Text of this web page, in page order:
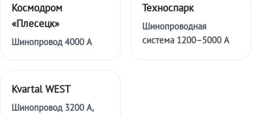
Космодром
«Плесецк»
Шинопровод 4000 А
Техноспарк
Шинопроводная
система 1200–5000 А
Kvartal WEST
Шинопровод 3200 А,